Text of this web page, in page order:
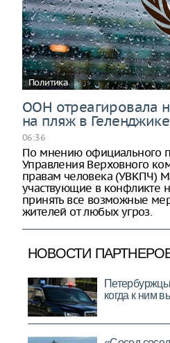
Политика
ООН отреагировала
на пляж в Геленджике
06:36
По мнению официального
Управления Верховного
правам человека (УВКПЧ)
участвующие в конфликте
принять все возможные
жителей от любых угроз.